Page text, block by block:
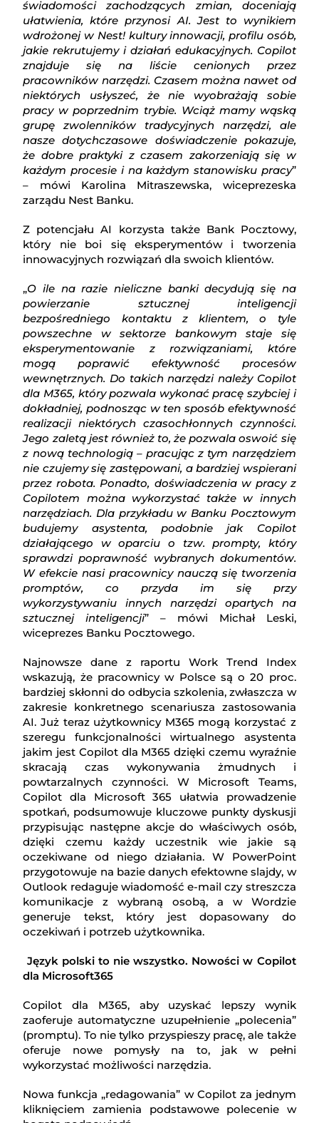
świadomości zachodzących zmian, doceniają
ułatwienia, które przynosi AI. Jest to wynikiem
wdrożonej w Nest! kultury innowacji, profilu osób,
jakie rekrutujemy i działań edukacyjnych. Copilot
znajduje się na liście cenionych przez
pracowników narzędzi. Czasem można nawet od
niektórych usłyszeć, że nie wyobrażają sobie
pracy w poprzednim trybie. Wciąż mamy wąską
grupę zwolenników tradycyjnych narzędzi, ale
nasze dotychczasowe doświadczenie pokazuje,
że dobre praktyki z czasem zakorzeniają się w
każdym procesie i na każdym stanowisku pracy”
– mówi Karolina Mitraszewska, wiceprezeska
zarządu Nest Banku.
Z potencjału AI korzysta także Bank Pocztowy,
który nie boi się eksperymentów i tworzenia
innowacyjnych rozwiązań dla swoich klientów.
„O ile na razie nieliczne banki decydują się na
powierzanie sztucznej inteligencji
bezpośredniego kontaktu z klientem, o tyle
powszechne w sektorze bankowym staje się
eksperymentowanie z rozwiązaniami, które
mogą poprawić efektywność procesów
wewnętrznych. Do takich narzędzi należy Copilot
dla M365, który pozwala wykonać pracę szybciej i
dokładniej, podnosząc w ten sposób efektywność
realizacji niektórych czasochłonnych czynności.
Jego zaletą jest również to, że pozwala oswoić się
z nową technologią – pracując z tym narzędziem
nie czujemy się zastępowani, a bardziej wspierani
przez robota. Ponadto, doświadczenia w pracy z
Copilotem można wykorzystać także w innych
narzędziach. Dla przykładu w Banku Pocztowym
budujemy asystenta, podobnie jak Copilot
działającego w oparciu o tzw. prompty, który
sprawdzi poprawność wybranych dokumentów.
W efekcie nasi pracownicy nauczą się tworzenia
promptów, co przyda im się przy
wykorzystywaniu innych narzędzi opartych na
sztucznej inteligencji” – mówi Michał Leski,
wiceprezes Banku Pocztowego.
Najnowsze dane z raportu Work Trend Index
wskazują, że pracownicy w Polsce są o 20 proc.
bardziej skłonni do odbycia szkolenia, zwłaszcza w
zakresie konkretnego scenariusza zastosowania
AI. Już teraz użytkownicy M365 mogą korzystać z
szeregu funkcjonalności wirtualnego asystenta
jakim jest Copilot dla M365 dzięki czemu wyraźnie
skracają czas wykonywania żmudnych i
powtarzalnych czynności. W Microsoft Teams,
Copilot dla Microsoft 365 ułatwia prowadzenie
spotkań, podsumowuje kluczowe punkty dyskusji
przypisując następne akcje do właściwych osób,
dzięki czemu każdy uczestnik wie jakie są
oczekiwane od niego działania. W PowerPoint
przygotowuje na bazie danych efektowne slajdy, w
Outlook redaguje wiadomość e-mail czy streszcza
komunikacje z wybraną osobą, a w Wordzie
generuje tekst, który jest dopasowany do
oczekiwań i potrzeb użytkownika.
Język polski to nie wszystko. Nowości w Copilot
dla Microsoft365
Copilot dla M365, aby uzyskać lepszy wynik
zaoferuje automatyczne uzupełnienie „polecenia”
(promptu). To nie tylko przyspieszy pracę, ale także
oferuje nowe pomysły na to, jak w pełni
wykorzystać możliwości narzędzia.
Nowa funkcja „redagowania” w Copilot za jednym
kliknięciem zamienia podstawowe polecenie w